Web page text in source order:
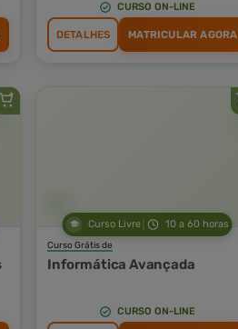
CURSO ON-LINE
DETALHES MATRICULAR AGORA
Curso Livre 10 a 60 horas
Curso Grátis de
Informática Avançada
CURSO ON-LINE